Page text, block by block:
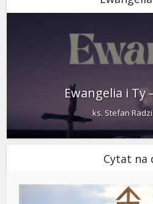
Ewangelia i Ty
ks. Stefan
Cytat na